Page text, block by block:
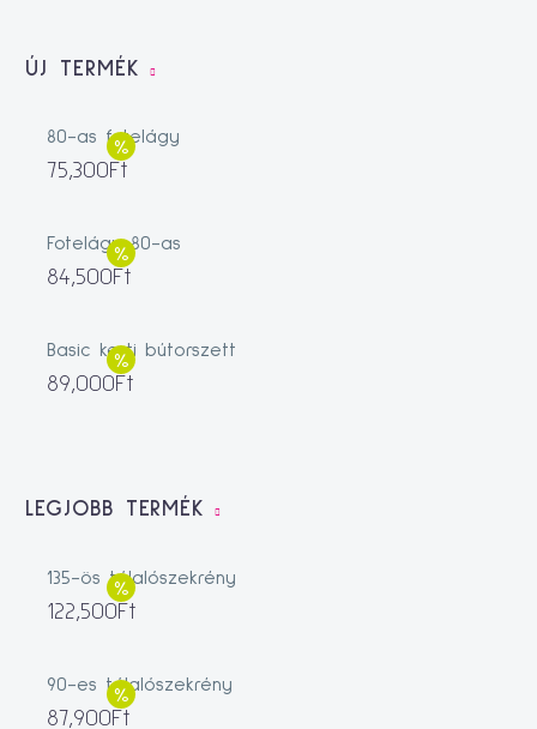
ÚJ TERMÉK
80-as fotelágy
75,300Ft
Fotelágy 80-as
84,500Ft
Basic kerti bútorszett
89,000Ft
LEGJOBB TERMÉK
135-ös tálalószekrény
122,500Ft
90-es tálalószekrény
87,900Ft